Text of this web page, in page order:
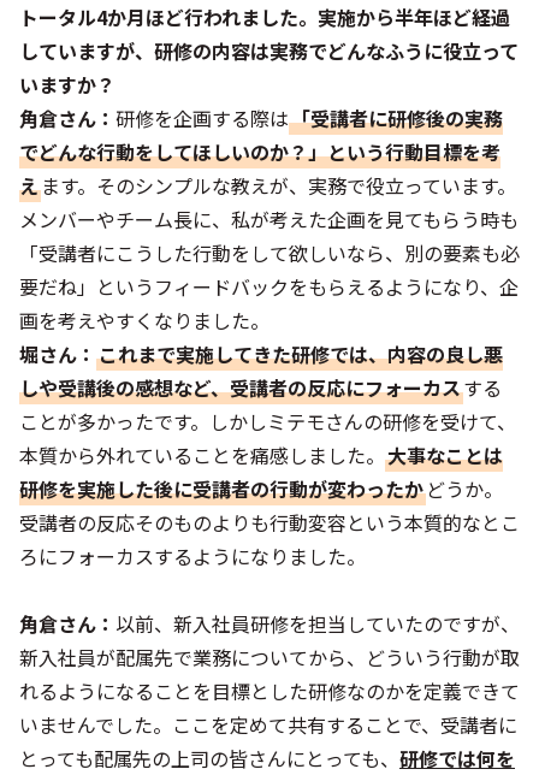
トータル4か月ほど行われました。実施から半年ほど経過
していますが、研修の内容は実務でどんなふうに役立って
いますか？
角倉さん： 研修を企画する際は「受講者に研修後の実務
でどんな行動をしてほしいのか？」という行動目標を考
え ます。そのシンプルな教えが、実務で役立っています。
メンバーやチーム長に、私が考えた企画を見てもらう時も
「受講者にこうした行動をして欲しいなら、別の要素も必
要だね」というフィードバックをもらえるようになり、企
画を考えやすくなりました。
堀さん： これまで実施してきた研修では、内容の良し悪
しや受講後の感想など、受講者の反応にフォーカスする
ことが多かったです。しかしミテモさんの研修を受けて、
本質から外れていることを痛感しました。 大事なことは
研修を実施した後に受講者の行動が変わったか どうか。
受講者の反応そのものよりも行動変容という本質的なとこ
ろにフォーカスするようになりました。
角倉さん： 以前、新入社員研修を担当していたのですが、
新入社員が配属先で業務についてから、どういう行動が取
れるようになることを目標とした研修なのかを定義できて
いませんでした。ここを定めて共有することで、受講者に
とっても配属先の上司の皆さんにとっても、 研修では何を